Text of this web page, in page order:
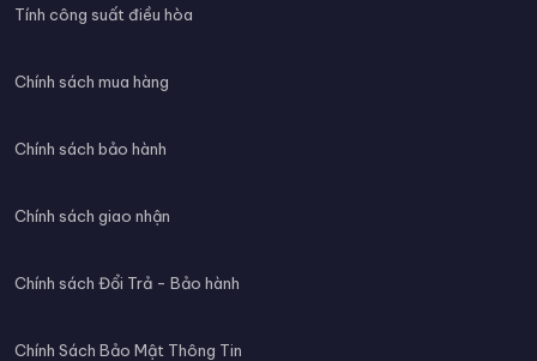
Tính công suất điều hòa
Chính sách mua hàng
Chính sách bảo hành
Chính sách giao nhận
Chính sách Đổi Trả - Bảo hành
Chính Sách Bảo Mật Thông Tin